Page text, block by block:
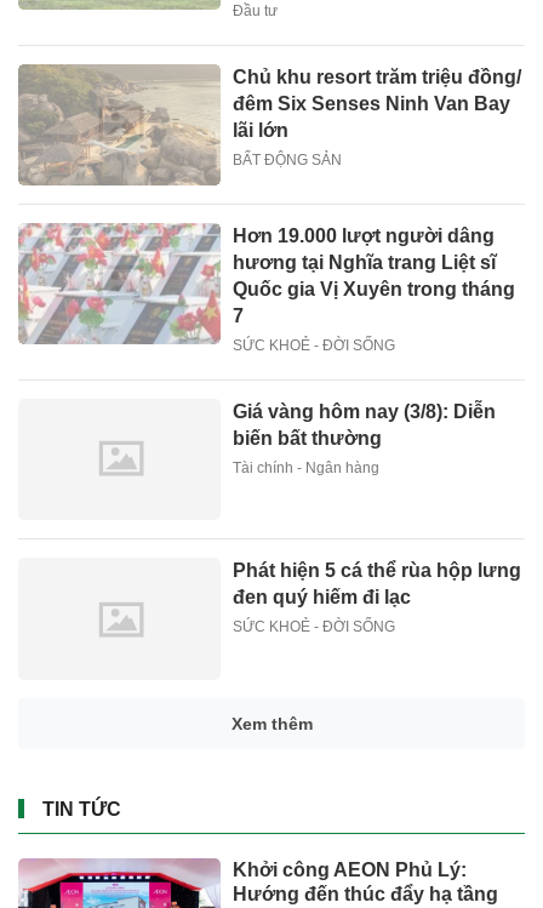
Đầu tư
Chủ khu resort trăm triệu đồng/
đêm Six Senses Ninh Van Bay
lãi lớn
BẤT ĐỘNG SẢN
Hơn 19.000 lượt người dâng
hương tại Nghĩa trang Liệt sĩ
Quốc gia Vị Xuyên trong tháng
7
SỨC KHOẺ - ĐỜI SỐNG
Giá vàng hôm nay (3/8): Diễn
biến bất thường
Tài chính - Ngân hàng
Phát hiện 5 cá thể rùa hộp lưng
đen quý hiếm đi lạc
SỨC KHOẺ - ĐỜI SỐNG
Xem thêm
TIN TỨC
Khởi công AEON Phủ Lý:
Hướng đến thúc đẩy hạ tầng